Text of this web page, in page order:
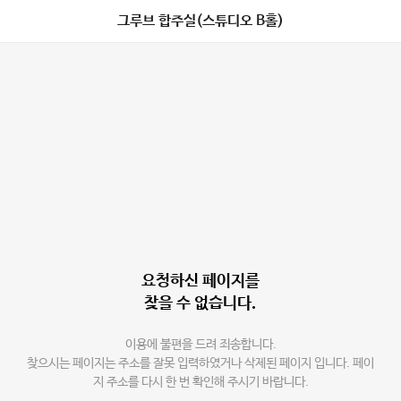
그루브 합주실(스튜디오 B홀)
요청하신 페이지를
찾을 수 없습니다.
이용에 불편을 드려 죄송합니다.
찾으시는 페이지는 주소를 잘못 입력하였거나 삭제된 페이지 입니다. 페이
지 주소를 다시 한 번 확인해 주시기 바랍니다.